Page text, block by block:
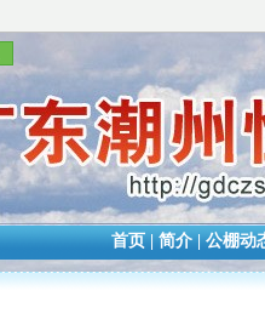
首页|简介|公棚动